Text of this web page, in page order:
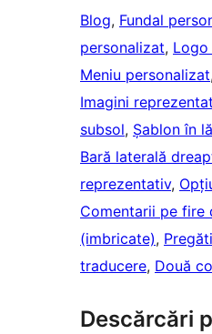
Blog, Fundal
personalizat, Logo
Meniu personalizat,
Imagini
subsol, Șablon în
Bară laterală
reprezentativ,
Comentarii pe fire
(imbricate),
traducere, Două
Descărcări